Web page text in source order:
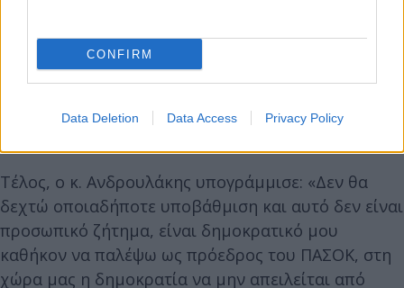
CONFIRM
Data Deletion Data Access Privacy Policy
Τέλος, ο κ. Ανδρουλάκης υπογράμμισε: «Δεν θα
δεχτώ οποιαδήποτε υποβάθμιση και αυτό δεν είναι
προσωπικό ζήτημα, είναι δημοκρατικό μου
καθήκον να παλέψω ως πρόεδρος του ΠΑΣΟΚ, στη
χώρα μας η δημοκρατία να μην απειλείται από